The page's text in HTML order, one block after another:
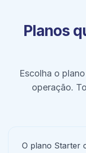
Planos
Escolha o
operação.
O plano Starter